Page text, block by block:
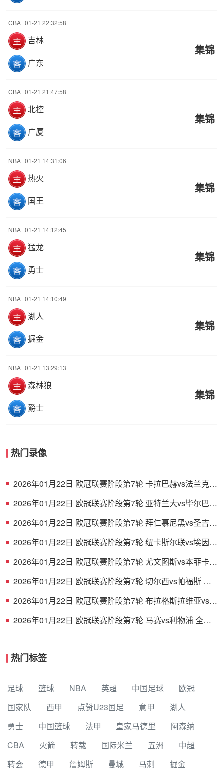
CBA 01-21 22:32:58
吉林
广东
集锦
CBA 01-21 21:47:58
北控
广厦
集锦
NBA 01-21 14:31:06
热火
国王
集锦
NBA 01-21 14:12:45
猛龙
勇士
集锦
NBA 01-21 14:10:49
湖人
掘金
集锦
NBA 01-21 13:29:13
森林狼
爵士
集锦
热门录像
2026年01月22日 欧冠联赛阶段第7轮 卡拉巴赫vs法兰克福
2026年01月22日 欧冠联赛阶段第7轮 亚特兰大vs毕尔巴鄂
2026年01月22日 欧冠联赛阶段第7轮 拜仁慕尼黑vs圣吉罗
2026年01月22日 欧冠联赛阶段第7轮 纽卡斯尔联vs埃因霍
2026年01月22日 欧冠联赛阶段第7轮 尤文图斯vs本菲卡
2026年01月22日 欧冠联赛阶段第7轮 切尔西vs帕福斯 全
2026年01月22日 欧冠联赛阶段第7轮 布拉格斯拉维亚vs巴
2026年01月22日 欧冠联赛阶段第7轮 马赛vs利物浦 全场
热门标签
足球 篮球 NBA 英超 中国足球
欧冠
国家队
西甲 点赞U23国足 意甲
湖人
勇士
中国篮球 法甲 皇家马德里
阿森纳
CBA
火箭 转载 国际米兰 五洲
中超
转会
德甲 詹姆斯 曼城 马刺 掘金